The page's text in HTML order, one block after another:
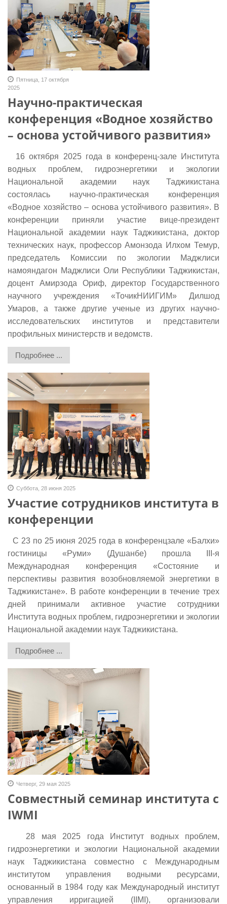
Пятница, 17 октября
2025
Научно-практическая
конференция «Водное хозяйство
– основа устойчивого развития»
16 октября 2025 года в конференц-зале Института
водных проблем, гидроэнергетики и экологии
Национальной академии наук Таджикистана
состоялась научно-практическая конференция
«Водное хозяйство – основа устойчивого развития». В
конференции приняли участие вице-президент
Национальной академии наук Таджикистана, доктор
технических наук, профессор Амонзода Илхом Темур,
председатель Комиссии по экологии Маджлиси
намояндагон Маджлиси Оли Республики Таджикистан,
доцент Амирзода Ориф, директор Государственного
научного учреждения «ТочикНИИГИМ» Дилшод
Умаров, а также другие ученые из других научно-
исследовательских институтов и представители
профильных министерств и ведомств.
Подробнее ...
Суббота, 28 июня 2025
Участие сотрудников института в
конференции
С 23 по 25 июня 2025 года в конференцзале «Балхи»
гостиницы «Руми» (Душанбе) прошла III-я
Международная конференция «Состояние и
перспективы развития возобновляемой энергетики в
Таджикистане». В работе конференции в течение трех
дней принимали активное участие сотрудники
Института водных проблем, гидроэнергетики и экологии
Национальной академии наук Таджикистана.
Подробнее ...
Четверг, 29 мая 2025
Совместный семинар института с
IWMI
28 мая 2025 года Институт водных проблем,
гидроэнергетики и экологии Национальной академии
наук Таджикистана совместно с Международным
институтом управления водными ресурсами,
основанный в 1984 году как Международный институт
управления ирригацией (IIMI), организовали